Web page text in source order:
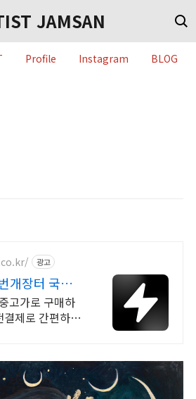
JAMSAN
Profile Instagram BLOG
광고
개장터 국내
래
고가로 구매하
제로 간편하게!